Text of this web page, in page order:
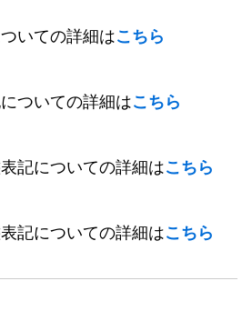
いての詳細はこちら
ついての詳細はこちら
記についての詳細はこちら
記についての詳細はこちら